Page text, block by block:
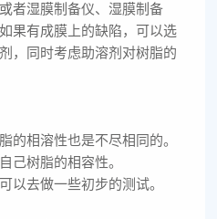
湿膜制备仪、湿膜制备
果有成膜上的缺陷，可以选
，同时考虑助溶剂对树脂的
相溶性也是不尽相同的。
己树脂的相容性。
去做一些初步的测试。